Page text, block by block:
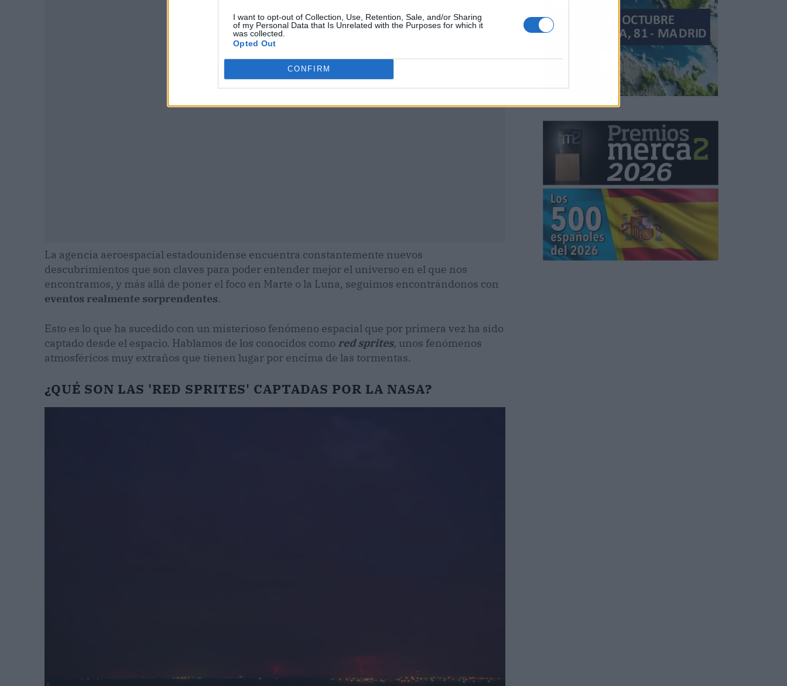
I want to opt-out of Collection, Use, Retention, Sale, and/or Sharing
of my Personal Data that Is Unrelated with the Purposes for which it
was collected.
Opted Out
CONFIRM
Publicidad
La agencia aeroespacial estadounidense encuentra constantemente nuevos
descubrimientos que son claves para poder entender mejor el universo en el que nos
encontramos, y más allá de poner el foco en Marte o la Luna, seguimos encontrándonos con
eventos realmente sorprendentes.
Esto es lo que ha sucedido con un misterioso fenómeno espacial que por primera vez ha sido
captado desde el espacio. Hablamos de los conocidos como red sprites, unos fenómenos
atmosféricos muy extraños que tienen lugar por encima de las tormentas.
¿QUÉ SON LAS 'RED SPRITES' CAPTADAS POR LA NASA?